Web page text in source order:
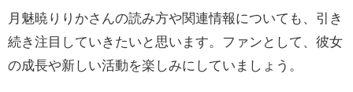
月魅暁りりかさんの読み方や関連情報についても、引き
続き注目していきたいと思います。ファンとして、彼女
の成長や新しい活動を楽しみにしていましょう。